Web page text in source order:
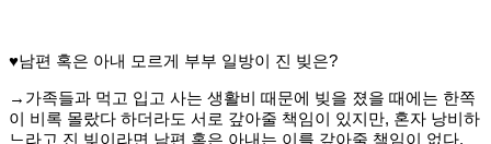
♥남편 혹은 아내 모르게 부부 일방이 진 빚은?
→가족들과 먹고 입고 사는 생활비 때문에 빚을 졌을 때에는 한쪽
이 비록 몰랐다 하더라도 서로 갚아줄 책임이 있지만, 혼자 낭비하
느라고 진 빚이라면 남편 혹은 아내는 이를 갚아줄 책임이 없다.